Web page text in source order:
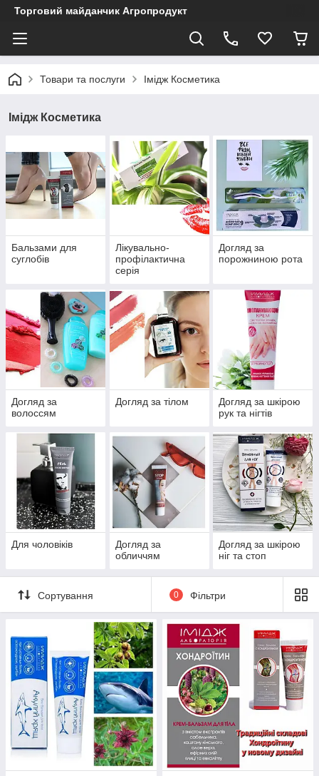
Торговий майданчик Агропродукт
Товари та послуги Імідж Косметика
Імідж Косметика
Бальзами для
суглобів
Лікувально-
профілактична
серія
Догляд за
порожниною рота
Догляд за
волоссям
Догляд за тілом
Догляд за шкірою
рук та нігтів
Для чоловіків
Догляд за
обличчям
Догляд за шкірою
ніг та стоп
Сортування 0 Фільтри